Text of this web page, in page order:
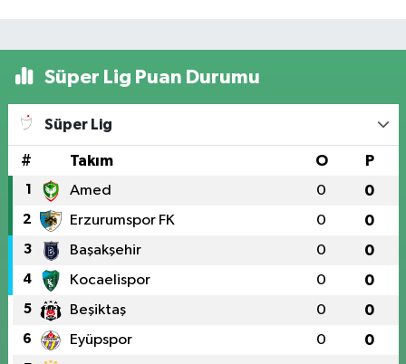
Süper Lig Puan Durumu
Süper Lig
# Takım O P
1 Amed 0 0
2 Erzurumspor FK 0 0
3 Başakşehir 0 0
4 Kocaelispor 0 0
5 Beşiktaş 0 0
6 Eyüpspor 0 0